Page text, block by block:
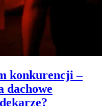
konkurencji –
dachowe